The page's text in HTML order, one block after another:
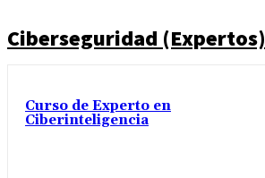
Ciberseguridad (Expertos)
Curso de Experto en
Ciberinteligencia